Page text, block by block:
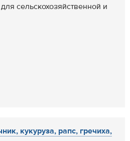
сельскохозяйственной и
кукуруза, рапс, гречиха,